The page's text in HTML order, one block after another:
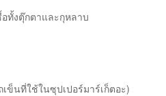
ทั้งตุ๊กตาและกุหลาบ
ข็นที่ใช้ในซุปเปอร์มาร์เก็ตอะ)